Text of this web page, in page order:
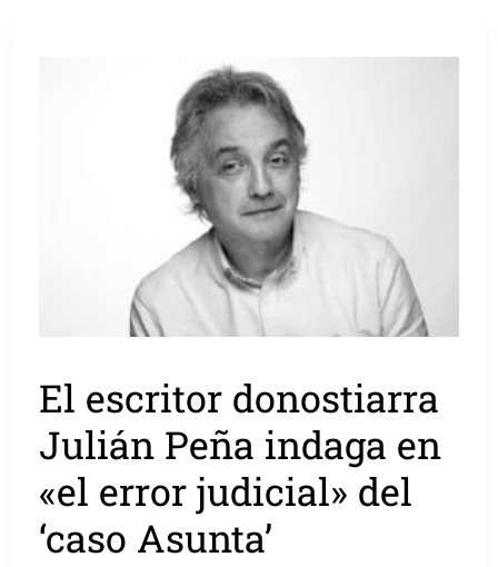
El escritor donostiarra
Julián Peña indaga en
«el error judicial» del
‘caso Asunta’